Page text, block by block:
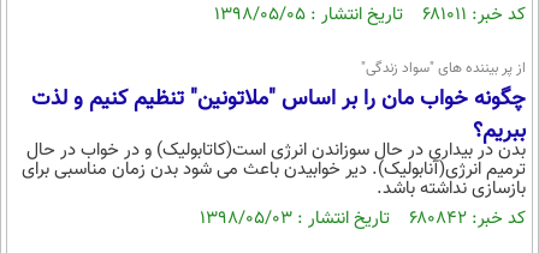
کد خبر: ۶۸۱۰۱۱ تاریخ انتشار : ۱۳۹۸/۰۵/۰۵
از پر بیننده های "سواد زندگی"
چگونه خواب مان را بر اساس "ملاتونین" تنظیم کنیم و لذت
ببریم؟
بدن در بیداری در حال سوزاندن انرژی است(کاتابولیک) و در خواب در حال
ترمیم انرژی(آنابولیک). دیر خوابیدن باعث می شود بدن زمان مناسبی برای
بازسازی نداشته باشد.
کد خبر: ۶۸۰۸۴۲ تاریخ انتشار : ۱۳۹۸/۰۵/۰۳